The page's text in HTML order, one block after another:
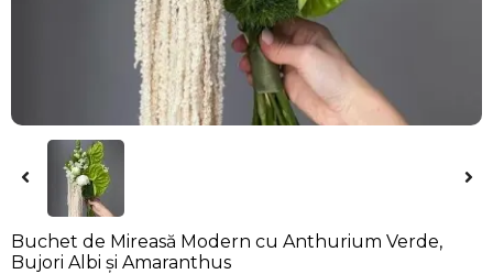
Buchet de Mireasă Modern cu Anthurium Verde,
Bujori Albi și Amaranthus